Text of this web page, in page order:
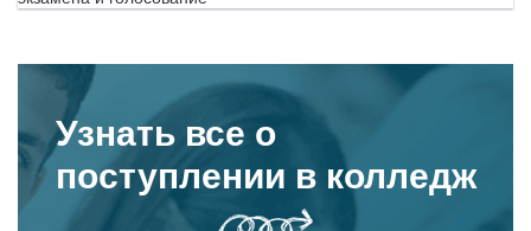
Узнать все о
поступлении в колледж